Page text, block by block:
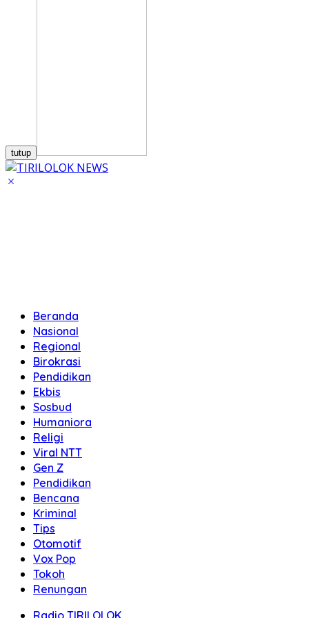
tutup
Beranda
Nasional
Regional
Birokrasi
Pendidikan
Ekbis
Sosbud
Humaniora
Religi
Viral NTT
Gen Z
Pendidikan
Bencana
Kriminal
Tips
Otomotif
Vox Pop
Tokoh
Renungan
Radio TIRILOLOK